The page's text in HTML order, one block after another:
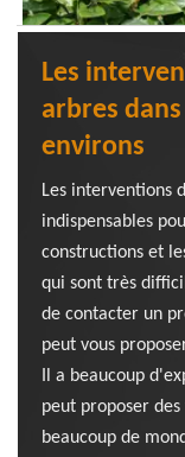
Les
arbres
environs
Les interventions
indispensables
constructions et
qui sont très
de contacter un
peut vous
Il a beaucoup
peut proposer
beaucoup de